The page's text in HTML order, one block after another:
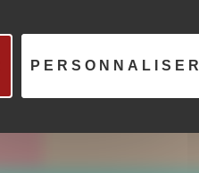
PERSONNALISER